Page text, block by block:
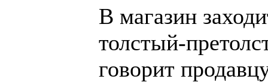
В магазин
толстый-
говорит